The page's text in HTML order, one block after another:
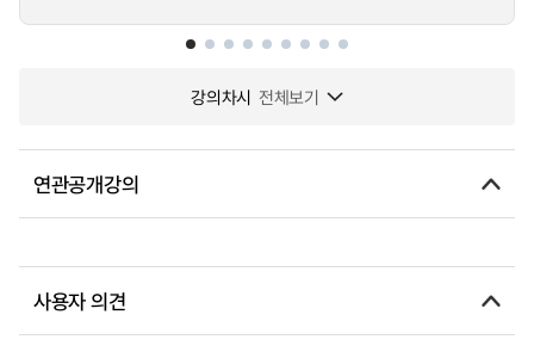
강의차시 전체보기
연관공개강의
사용자 의견